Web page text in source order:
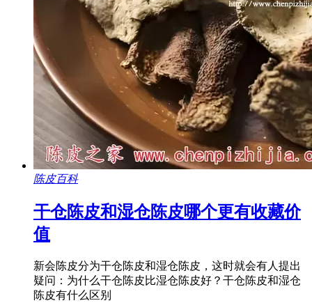
陈皮百科
干仓陈皮和湿仓陈皮哪个更有收藏价
值
新会陈皮分为干仓陈皮和湿仓陈皮，这时就会有人提出
疑问：为什么干仓陈皮比湿仓陈皮好？干仓陈皮和湿仓
陈皮有什么区别